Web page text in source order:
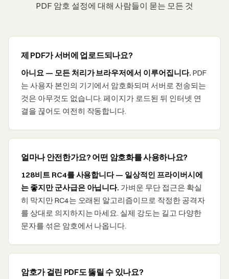
PDF 암호 설정에 대해 사람들이 묻는 모든 것
제 PDF가 서버에 업로드되나요?
아니요 — 모든 처리가 브라우저에서 이루어집니다. PDF
는 사용자 본인의 기기에서 암호화되며 서버로 전송되는
것은 아무것도 없습니다. 페이지가 로드된 뒤 인터넷 연
결을 끊어도 여전히 작동합니다.
얼마나 안전한가요? 어떤 암호화를 사용하나요?
128비트 RC4를 사용합니다 — 일상적인 프라이버시에
는 좋지만 군사급은 아닙니다. 가벼운 무단 접근은 확실
히 막지만 RC4는 오래된 알고리즘이므로 작정한 공격자
를 상대로 의지하지는 마세요. 실제 강도는 길고 다양한
문자를 섞은 암호에서 나옵니다.
암호가 걸린 PDF도 뚫릴 수 있나요?